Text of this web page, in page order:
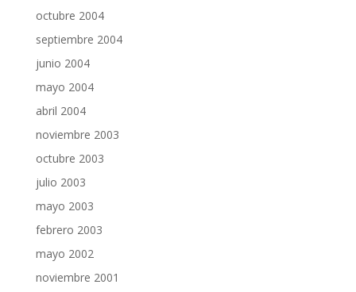
octubre 2004
septiembre 2004
junio 2004
mayo 2004
abril 2004
noviembre 2003
octubre 2003
julio 2003
mayo 2003
febrero 2003
mayo 2002
noviembre 2001